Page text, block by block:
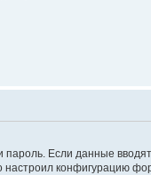
Если данные
конфигурацию